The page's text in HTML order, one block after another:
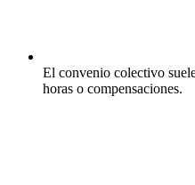
El convenio colectivo
horas o compensaciones.